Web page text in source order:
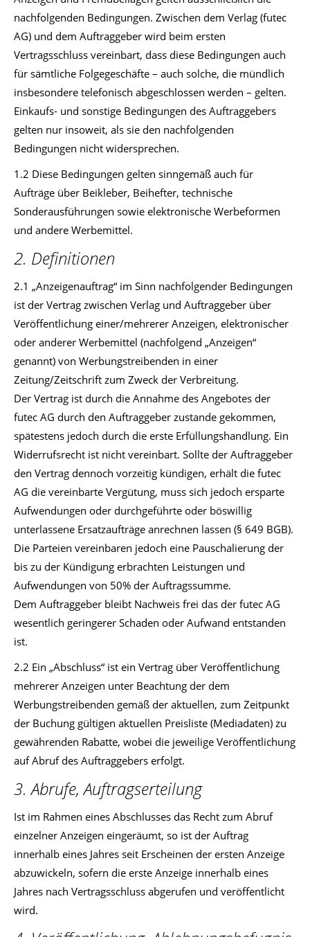
nachfolgenden Bedingungen. Zwischen dem Verlag (futec
AG) und dem Auftraggeber wird beim ersten
Vertragsschluss vereinbart, dass diese Bedingungen auch
für sämtliche Folgegeschäfte – auch solche, die mündlich
insbesondere telefonisch abgeschlossen werden – gelten.
Einkaufs- und sonstige Bedingungen des Auftraggebers
gelten nur insoweit, als sie den nachfolgenden
Bedingungen nicht widersprechen.
1.2 Diese Bedingungen gelten sinngemäß auch für
Aufträge über Beikleber, Beihefter, technische
Sonderausführungen sowie elektronische Werbeformen
und andere Werbemittel.
2. Definitionen
2.1 „Anzeigenauftrag“ im Sinn nachfolgender Bedingungen
ist der Vertrag zwischen Verlag und Auftraggeber über
Veröffentlichung einer/mehrerer Anzeigen, elektronischer
oder anderer Werbemittel (nachfolgend „Anzeigen“
genannt) von Werbungstreibenden in einer
Zeitung/Zeitschrift zum Zweck der Verbreitung.
Der Vertrag ist durch die Annahme des Angebotes der
futec AG durch den Auftraggeber zustande gekommen,
spätestens jedoch durch die erste Erfüllungshandlung. Ein
Widerrufsrecht ist nicht vereinbart. Sollte der Auftraggeber
den Vertrag dennoch vorzeitig kündigen, erhält die futec
AG die vereinbarte Vergütung, muss sich jedoch ersparte
Aufwendungen oder durchgeführte oder böswillig
unterlassene Ersatzaufträge anrechnen lassen (§ 649 BGB).
Die Parteien vereinbaren jedoch eine Pauschalierung der
bis zu der Kündigung erbrachten Leistungen und
Aufwendungen von 50% der Auftragssumme.
Dem Auftraggeber bleibt Nachweis frei das der futec AG
wesentlich geringerer Schaden oder Aufwand entstanden
ist.
2.2 Ein „Abschluss“ ist ein Vertrag über Veröffentlichung
mehrerer Anzeigen unter Beachtung der dem
Werbungstreibenden gemäß der aktuellen, zum Zeitpunkt
der Buchung gültigen aktuellen Preisliste (Mediadaten) zu
gewährenden Rabatte, wobei die jeweilige Veröffentlichung
auf Abruf des Auftraggebers erfolgt.
3. Abrufe, Auftragserteilung
Ist im Rahmen eines Abschlusses das Recht zum Abruf
einzelner Anzeigen eingeräumt, so ist der Auftrag
innerhalb eines Jahres seit Erscheinen der ersten Anzeige
abzuwickeln, sofern die erste Anzeige innerhalb eines
Jahres nach Vertragsschluss abgerufen und veröffentlicht
wird.